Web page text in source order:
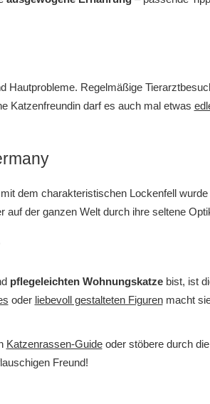
Regelmäßige
Katzenfreundin darf es auch mal etwas
dem charakteristischen Lockenfell
der ganzen Welt durch ihre seltene
pflegeleichten Wohnungskatzebist, ist
oder liebevoll gestalteten Figurenmacht
Katzenrassen-Guideoder stöbere durch die
Freund!